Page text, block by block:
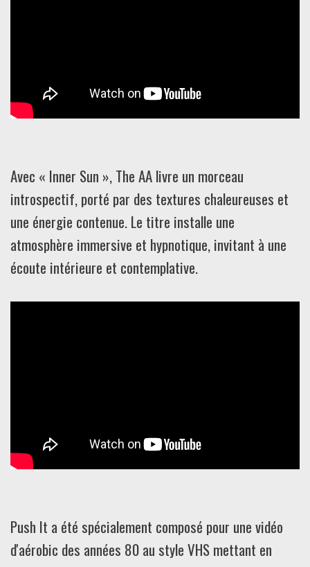
Avec « Inner Sun », The AA livre un morceau
introspectif, porté par des textures chaleureuses et
une énergie contenue. Le titre installe une
atmosphère immersive et hypnotique, invitant à une
écoute intérieure et contemplative.
Push It a été spécialement composé pour une vidéo
d'aérobic des années 80 au style VHS mettant en